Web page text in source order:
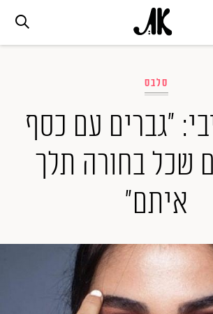
אופנה
ביוטי
סלבס
ערוצים נוספים
המגזין
סלבס
"גברים עם כסף
שכל בחורה תלך
איתם"